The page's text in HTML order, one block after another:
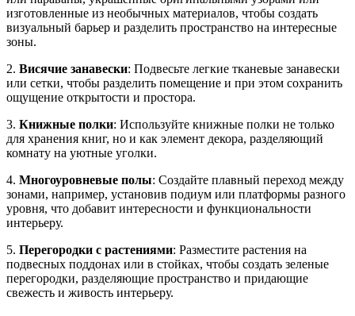
изготовленные из необычных материалов, чтобы создать
визуальный барьер и разделить пространство на интересные
зоны.
2. Висячие занавески: Подвесьте легкие тканевые занавески
или сетки, чтобы разделить помещение и при этом сохранить
ощущение открытости и простора.
3. Книжные полки: Используйте книжные полки не только
для хранения книг, но и как элемент декора, разделяющий
комнату на уютные уголки.
4. Многоуровневые полы: Создайте плавный переход между
зонами, например, установив подиум или платформы разного
уровня, что добавит интересности и функциональности
интерьеру.
5. Перегородки с растениями: Разместите растения на
подвесных поддонах или в стойках, чтобы создать зеленые
перегородки, разделяющие пространство и придающие
свежесть и живость интерьеру.